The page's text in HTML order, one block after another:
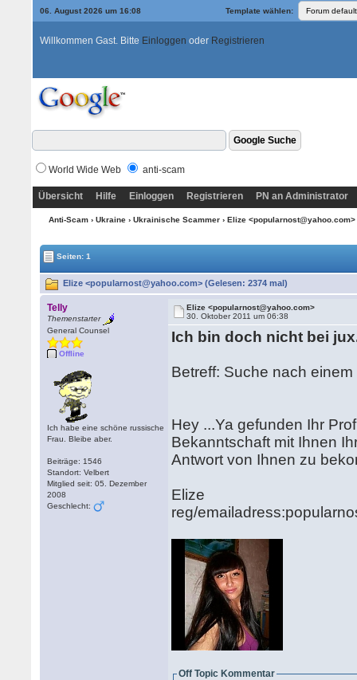
06. August 2026 um 16:08 Template wählen:
Willkommen Gast. Bitte Einloggen oder Registrieren
World Wide Web anti-scam
Übersicht Hilfe Einloggen Registrieren PN an Administrator
Anti-Scam› Ukraine› Ukrainische Scammer› Elize <popularnost@yahoo.com>
Seiten: 1
Elize <popularnost@yahoo.com> (Gelesen: 2374 mal)
Telly
Themenstarter
General Counsel
Offline
Ich habe eine schöne russische
Frau. Bleibe aber.
Beiträge: 1546
Standort: Velbert
Mitglied seit: 05. Dezember
2008
Geschlecht:
Elize <popularnost@yahoo.com>
30. Oktober 2011 um 06:38
Ich bin doch nicht bei
Betreff: Suche nach einem
Hey ...Ya gefunden Ihr
Bekanntschaft mit Ihnen
Antwort von Ihnen zu
Elize
reg/
Off Topic Kommentar